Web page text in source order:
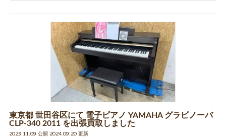
東京都 世田谷区にて 電子ピアノ YAMAHA グラビノーバ
CLP-340 2011 を出張買取しました
2023.11.09 公開 2024.09.20 更新